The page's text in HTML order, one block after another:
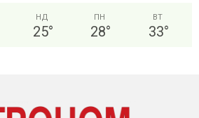
НД
25°
ПН
28°
ВТ
33°